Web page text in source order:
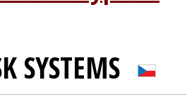
SYSTEMS